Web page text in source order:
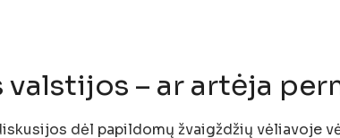
valstijos – ar artėja
dėl papildomų žvaigždžių vėliavoje